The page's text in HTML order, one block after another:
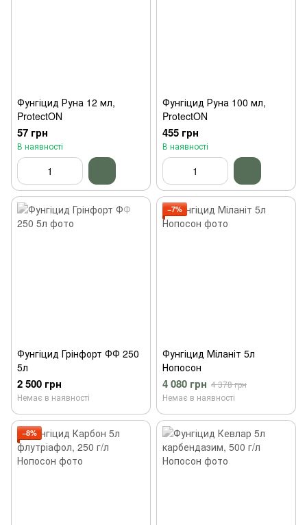
Фунгіцид Руна 12 мл,
ProtectON
57 грн
В наявності
Фунгіцид Руна 100 мл,
ProtectON
455 грн
В наявності
Фунгіцид Грінфорт ФФ 250
5л
2 500 грн
Немає в наявності
−7%
Фунгіцид Міланіт 5л
Нопосон
4 080 грн 4 378 грн
Немає в наявності
−8%